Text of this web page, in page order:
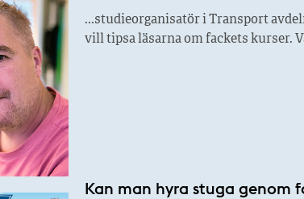
…studieorganisatör i Transport
vill tipsa läsarna om fackets kurser.
Kan man hyra stuga genom